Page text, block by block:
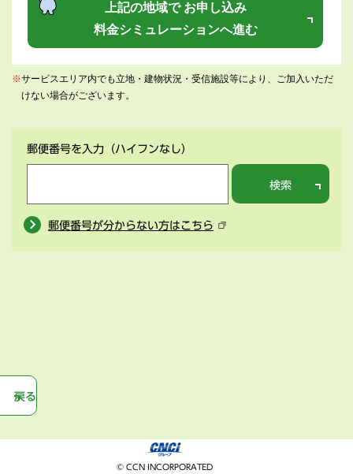
上記の地域で お申し込み
料金シミュレーションへ進む
※サービスエリア内でも立地・建物状況・受信施設等により、ご加入いただ
けない場合がございます。
郵便番号を入力 （ハイフンなし）
検索
郵便番号が分からない方はこちら
戻る
© CCN INCORPORATED